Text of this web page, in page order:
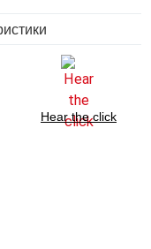
Hear the click